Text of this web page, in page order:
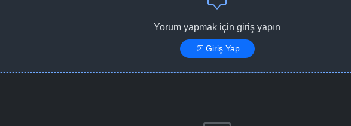
Yorum yapmak için giriş yapın
Giriş Yap